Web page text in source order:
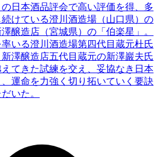
日本酒品評会で高い評価を得、多
続けている澄川酒造場（山口県）の
澤醸造店（宮城県）の「伯楽星」。
いる澄川酒造場第四代目蔵元杜氏
澤醸造店五代目蔵元の新澤巖夫氏
てきた試練を交え、妥協なき日本
運命を力強く切り拓いていく要訣
いた。